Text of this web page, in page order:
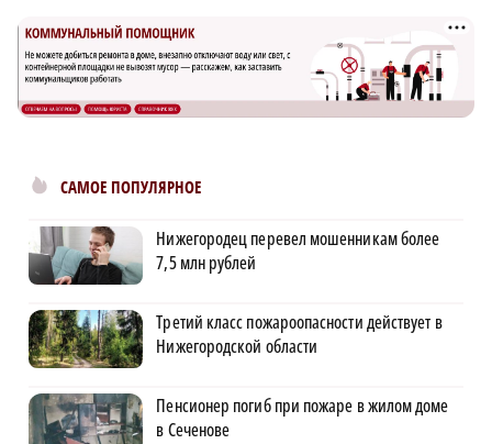
САМОЕ ПОПУЛЯРНОЕ
Нижегородец перевел мошенникам более
7,5 млн рублей
Третий класс пожароопасности действует в
Нижегородской области
Пенсионер погиб при пожаре в жилом доме
в Сеченове